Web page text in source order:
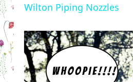
Wilton Piping Nozzles